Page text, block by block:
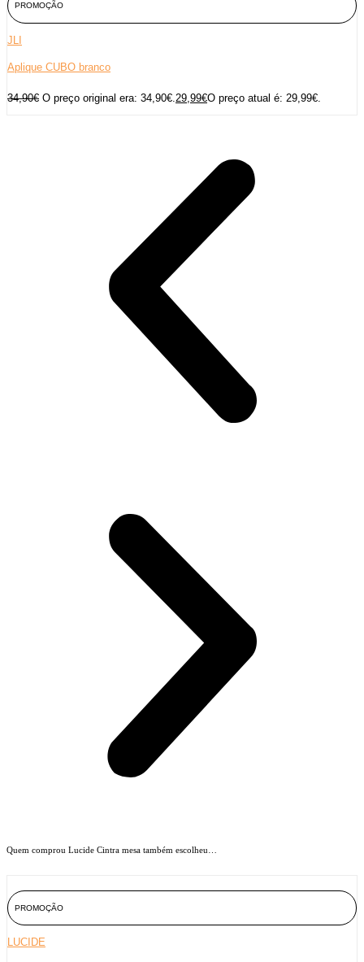
PROMOÇÃO
JLI
Aplique CUBO branco
34,90€ O preço original era: 34,90€. 29,99€O preço atual é: 29,99€.
Quem comprou Lucide Cintra mesa também escolheu…
PROMOÇÃO
LUCIDE